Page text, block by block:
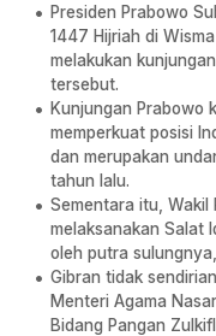
Presiden Prabowo
1447 Hijriah di
melakukan
tersebut.
Kunjungan Prabowo
memperkuat posisi
dan merupakan
tahun lalu.
Sementara itu, Wakil
melaksanakan Salat
oleh putra
Gibran tidak
Menteri Agama
Bidang Pangan